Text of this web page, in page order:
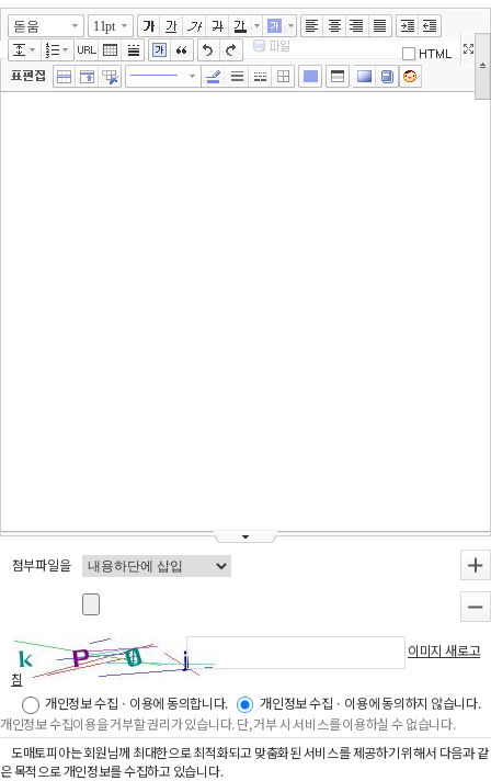
돋움 11pt
첨부파일을
이미지 새로고
침
개인정보 수집ㆍ이용에 동의합니다.
개인정보 수집ㆍ이용에 동의하지 않습니다.
개인정보 수집이용을 거부할 권리가 있습니다. 단, 거부 시 서비스를 이용하실 수 없습니다.
도매토피아는 회원님께 최대한으로 최적화되고 맞춤화된 서비스를 제공하기 위해서 다음과 같
은 목적으로 개인정보를 수집하고 있습니다.